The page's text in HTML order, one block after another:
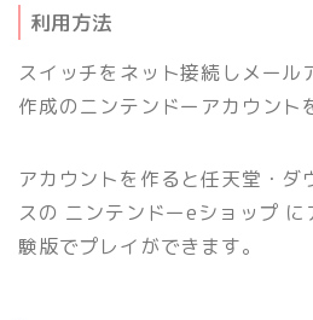
利用方法
スイッチをネット接続しメール
作成のニンテンドーアカウント
アカウントを作ると任天堂・ダ
スの ニンテンドーeショップ
験版でプレイができます。